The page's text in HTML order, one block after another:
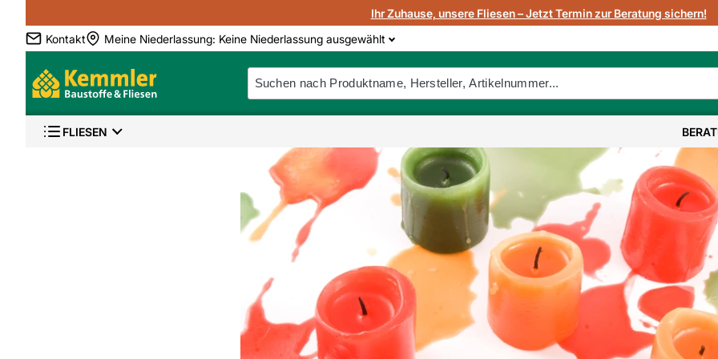
Ihr Zuhause, unsere Fliesen – Jetzt Termin zur Beratung sichern!
Kontakt
Meine Niederlassung: Keine Niederlassung ausgewählt
FLIESEN